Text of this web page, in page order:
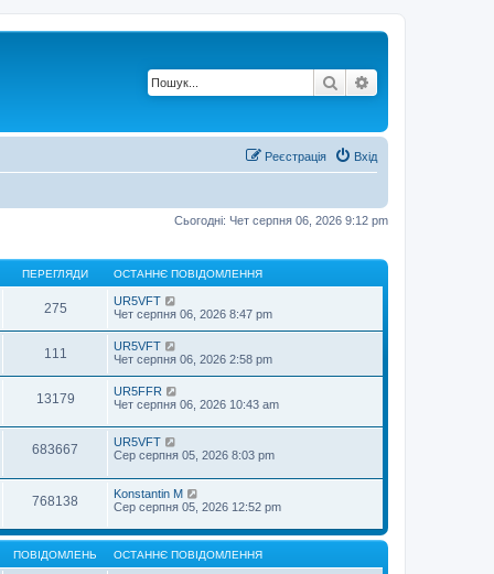
Пошук
Вхід
Реєстрація
Сьогодні: Чет серпня 06, 2026 9:12 pm
ПЕРЕГЛЯДИ ОСТАННЄ ПОВІДОМЛЕННЯ
275
UR5VFT
Чет серпня 06, 2026 8:47 pm
111
UR5VFT
Чет серпня 06, 2026 2:58 pm
13179
UR5FFR
Чет серпня 06, 2026 10:43 am
683667
UR5VFT
Сер серпня 05, 2026 8:03 pm
768138
Konstantin M
Сер серпня 05, 2026 12:52 pm
ПОВІДОМЛЕНЬ ОСТАННЄ ПОВІДОМЛЕННЯ